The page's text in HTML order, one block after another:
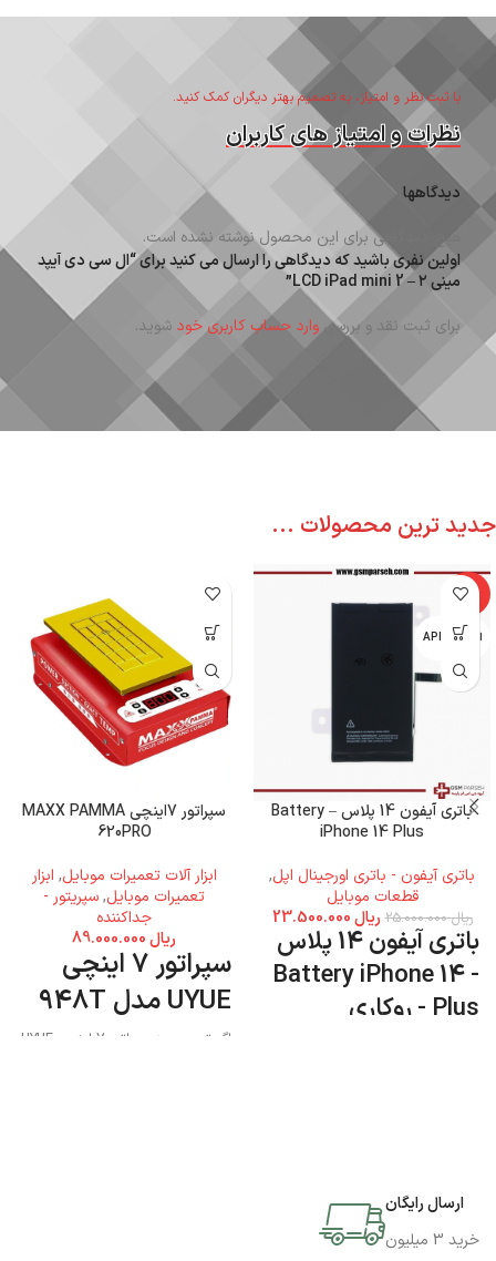
با ثبت نظر و امتیاز، به تصمیم بهتر دیگران کمک کنید.
نظرات و امتیاز های کاربران
دیدگاهها
هیچ دیدگاهی برای این محصول نوشته نشده است.
اولین نفری باشید که دیدگاهی را ارسال می کنید برای “ال سی دی آیپد
مینی ۲ – LCD iPad mini 2”
برای ثبت نقد و بررسیوارد حساب کاربری خود شوید.
جدید ترین محصولات ...
-6%
اپل - APPLE
باتری آیفون 14 پلاس – Battery
iPhone 14 Plus
باتری آیفون - باتری اورجینال اپل,
قطعات موبایل
ریال25.000.000 ریال
باتری آیفون 14 پلاس
- Battery iPhone 14
Plus - روکاری
سپراتور 7اینچی MAXX PAMMA
620PRO
ابزار آلات تعمیرات موبایل, ابزار
تعمیرات موبایل,سپریتور -
جداکننده
ریال
سپراتور 7 اینچی
UYUE مدل 948T
اگر تصمیم به سپراتور 7 اینچی UYUE
ارسال رایگان
خرید 3 میلیون